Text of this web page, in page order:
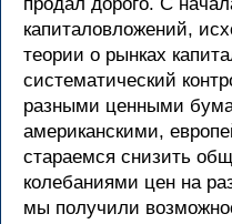
капиталовложений,
теории о рынках
систематический
разными ценными
американскими,
стараемся снизить
колебаниями цен на
мы получили